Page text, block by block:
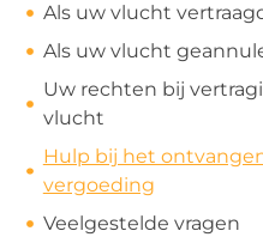
Als uw vlucht
Als uw vlucht
Uw rechten bij
vlucht
Hulp bij het
vergoeding
Veelgestelde vragen